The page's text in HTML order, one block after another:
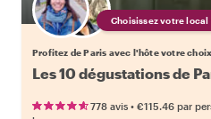
Choisissez votre
Profitez de Paris avec l'hôte votre choix
Les 10 dégustations de
778 avis • €115.46 par